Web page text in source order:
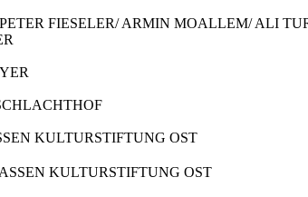
FIESELER/ ARMIN MOALLEM/ ALI
KULTURSTIFTUNG OST